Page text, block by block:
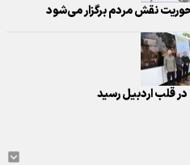
نقش مردم برگزار می‌شود
در قلب اردبیل رسید